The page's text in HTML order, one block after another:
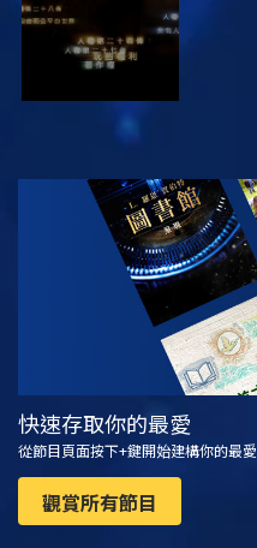
觀看
快速存取你的最愛
從節目頁面按下+鍵開始建構你的最愛
觀賞所有節目